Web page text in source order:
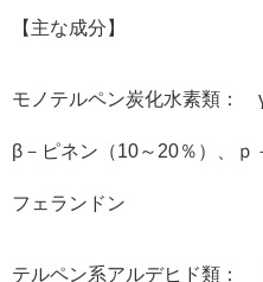
【主な成分】
モノテルペン炭化水素類：
β－ピネン（10～20％）、ｐ
フェランドン
テルペン系アルデヒド類：